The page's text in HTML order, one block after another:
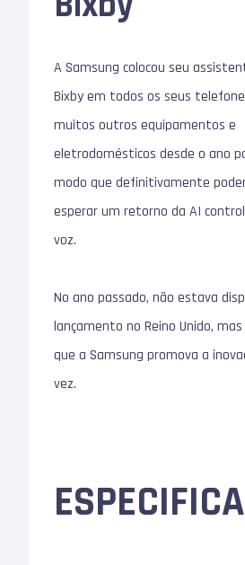
A Samsung colocou seu
Bixby em todos os seus
muitos outros equipamentos e
eletrodomésticos desde o ano
modo que definitivamente
esperar um retorno da AI
voz.
No ano passado, não estava
lançamento no Reino Unido,
que a Samsung promova a
vez.